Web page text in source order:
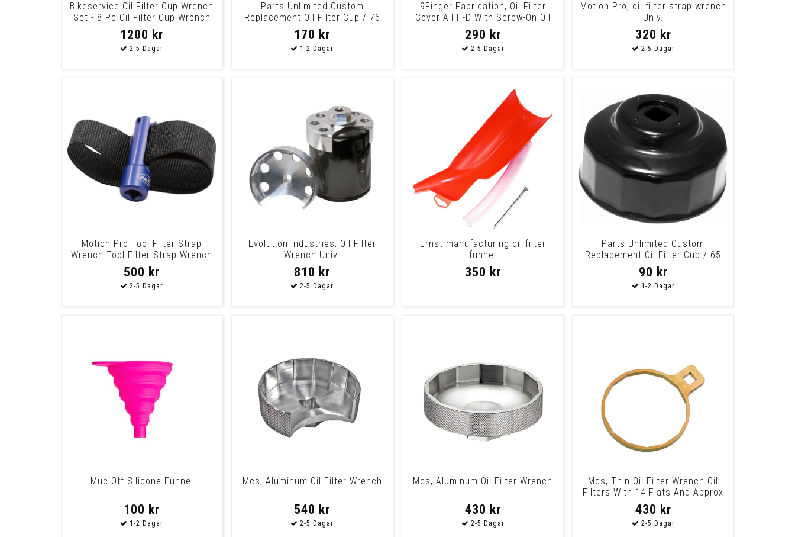
Bikeservice Oil Filter Cup Wrench
Set - 8 Pc Oil Filter Cup Wrench
8Pc
1200 kr
Parts Unlimited Custom
Replacement Oil Filter Cup / 76
Mm
170 kr
9Finger Fabrication, Oil Filter
Cover All H-D With Screw-On Oil
Filter
290 kr
Motion Pro, oil filter strap wrench
Univ.
320 kr
Motion Pro Tool Filter Strap
Wrench Tool Filter Strap Wrench
500 kr
Evolution Industries, Oil Filter
Wrench Univ.
810 kr
Ernst manufacturing oil filter
funnel
350 kr
Parts Unlimited Custom
Replacement Oil Filter Cup / 65
Mm / Black-Powd
90 kr
Muc-Off Silicone Funnel
100 kr
Mcs, Aluminum Oil Filter Wrench
540 kr
Mcs, Aluminum Oil Filter Wrench
430 kr
Mcs, Thin Oil Filter Wrench Oil
Filters With 14 Flats And Approx
76Mm
430 kr